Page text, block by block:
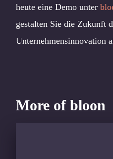
heute eine Demo unter
gestalten Sie die Zukunft
Unternehmensinnovation
More of bloon